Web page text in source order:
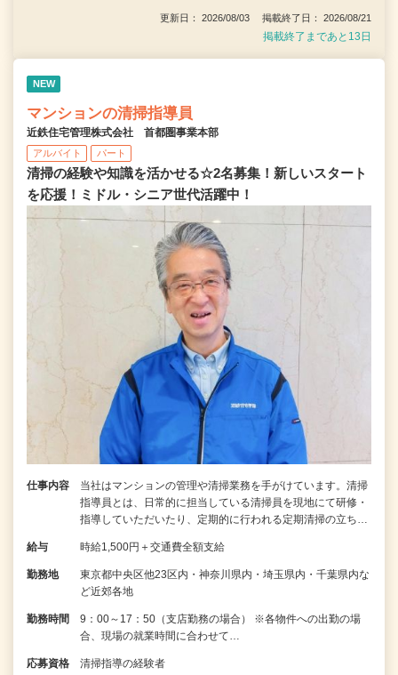
更新日： 2026/08/03 掲載終了日： 2026/08/21
掲載終了まであと13日
NEW
マンションの清掃指導員
近鉄住宅管理株式会社 首都圏事業本部
アルバイト パート
清掃の経験や知識を活かせる☆2名募集！新しいスタート
を応援！ミドル・シニア世代活躍中！
仕事内容
当社はマンションの管理や清掃業務を手がけています。清掃
指導員とは、日常的に担当している清掃員を現地にて研修・
指導していただいたり、定期的に行われる定期清掃の立ち…
給与 時給1,500円＋交通費全額支給
勤務地
東京都中央区他23区内・神奈川県内・埼玉県内・千葉県内な
ど近郊各地
勤務時間
9：00～17：50（支店勤務の場合） ※各物件への出勤の場
合、現場の就業時間に合わせて…
応募資格 清掃指導の経験者